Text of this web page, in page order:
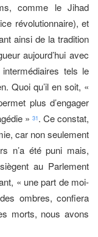
comme le Jihad
révolutionnaire), et
ainsi de la tradition
aujourd’hui avec
tels le
Quoi qu’il en soit, «
plus d’engager
» 31. Ce constat,
car non seulement
n’a été puni mais,
au Parlement
« une part de moi-
ombres, confiera
morts, nous avons